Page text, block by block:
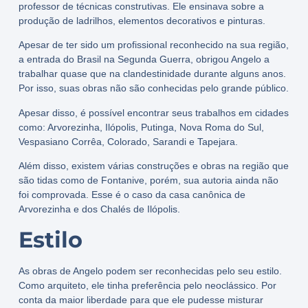
professor de técnicas construtivas. Ele ensinava sobre a
produção de ladrilhos, elementos decorativos e pinturas.
Apesar de ter sido um profissional reconhecido na sua região,
a entrada do Brasil na Segunda Guerra, obrigou Angelo a
trabalhar quase que na clandestinidade durante alguns anos.
Por isso, suas obras não são conhecidas pelo grande público.
Apesar disso, é possível encontrar seus trabalhos em cidades
como: Arvorezinha, Ilópolis, Putinga, Nova Roma do Sul,
Vespasiano Corrêa, Colorado, Sarandi e Tapejara.
Além disso, existem várias construções e obras na região que
são tidas como de Fontanive, porém, sua autoria ainda não
foi comprovada. Esse é o caso da casa canônica de
Arvorezinha e dos Chalés de Ilópolis.
Estilo
As obras de Angelo podem ser reconhecidas pelo seu estilo.
Como arquiteto, ele tinha preferência pelo neoclássico. Por
conta da maior liberdade para que ele pudesse misturar